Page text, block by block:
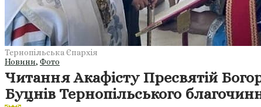
Тернопільська Єпархія
Новини, Фото
Читання Акафісту Пресвятій
Буцнів Тернопільського